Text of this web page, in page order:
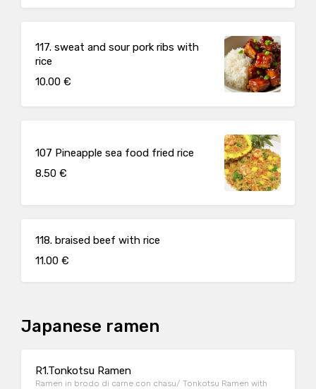
117. sweat and sour pork ribs with
rice
10.00 €
107 Pineapple sea food fried rice
8.50 €
118. braised beef with rice
11.00 €
Japanese ramen
R1.Tonkotsu Ramen
Ramen in brodo di carne con chasu/ Tonkotsu Ramen with